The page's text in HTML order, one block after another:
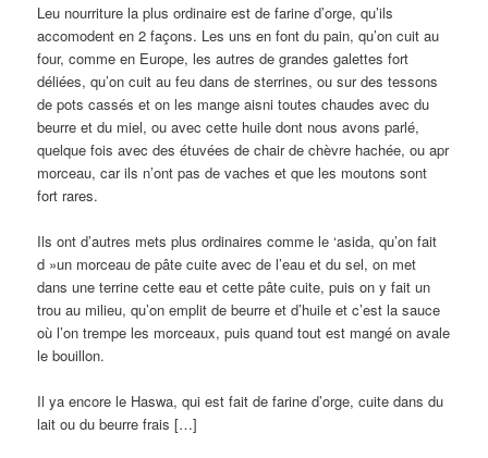
Leu nourriture la plus ordinaire est de farine d’orge, qu’ils
accomodent en 2 façons. Les uns en font du pain, qu’on cuit au
four, comme en Europe, les autres de grandes galettes fort
déliées, qu’on cuit au feu dans de sterrines, ou sur des tessons
de pots cassés et on les mange aisni toutes chaudes avec du
beurre et du miel, ou avec cette huile dont nous avons parlé,
quelque fois avec des étuvées de chair de chèvre hachée, ou apr
morceau, car ils n’ont pas de vaches et que les moutons sont
fort rares.
Ils ont d’autres mets plus ordinaires comme le ‘asida, qu’on fait
d »un morceau de pâte cuite avec de l’eau et du sel, on met
dans une terrine cette eau et cette pâte cuite, puis on y fait un
trou au milieu, qu’on emplit de beurre et d’huile et c’est la sauce
où l’on trempe les morceaux, puis quand tout est mangé on avale
le bouillon.
Il ya encore le Haswa, qui est fait de farine d’orge, cuite dans du
lait ou du beurre frais […]